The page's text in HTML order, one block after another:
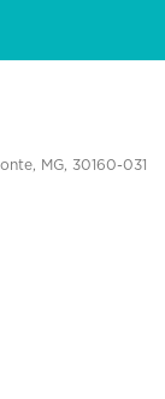
MG, 30160-031